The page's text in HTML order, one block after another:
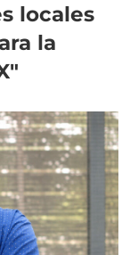
locales
la